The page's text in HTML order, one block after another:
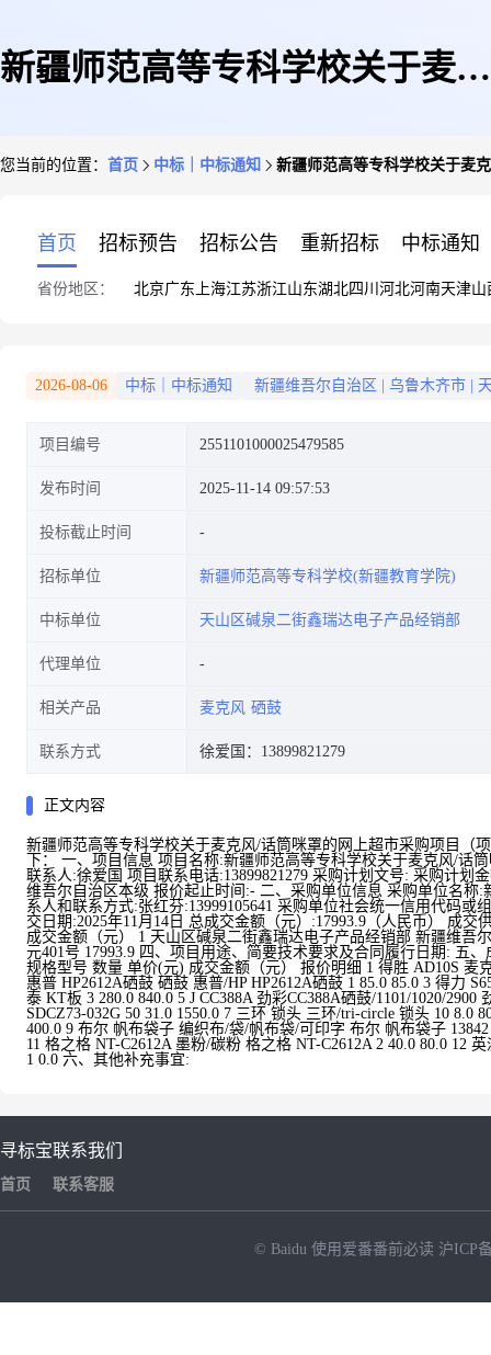
新疆师范高等专科学校关于麦克
您当前的位置： 首页 中标｜中标通知 新疆师范高等专科学校关于麦
首页 招标预告 招标公告 重新招标 中标通知
省份地区： 北京广东 上海江苏浙江山东湖北四川 河北河南天津山
2026-08-06 中标｜中标通知 新疆维吾尔自治区 乌鲁木齐市
项目编号 2551101000025479585
发布时间 2025-11-14 09:57:53
投标截止时间
招标单位 新疆师范高等专科学校(新疆教育学院)
中标单位 天山区碱泉二街鑫瑞达电子产品经销部
代理单位
相关产品 麦克风 硒鼓
联系方式 徐爱国：13899821279
正文内容
新疆师范高等专科学校关于麦克风/话筒咪罩的网上超市采购项目（
下： 一、项目信息 项目名称:新疆师范高等专科学校关于麦克风/话
联系人:徐爱国 项目联系电话:13899821279 采购计划文号: 采购计划
维吾尔自治区本级 报价起止时间:- 二、采购单位信息 采购单位名称
系人和联系方式:张红芬:13999105641 采购单位社会统一信用代码或
交日期:2025年11月14日 总成交金额（元）:17993.9（人民币） 成
成交金额（元） 1 天山区碱泉二街鑫瑞达电子产品经销部 新疆维吾
元401号 17993.9 四、项目用途、简要技术要求及合同履行日期: 五
规格型号 数量 单价(元) 成交金额（元） 报价明细 1 得胜 AD10S 麦
惠普 HP2612A硒鼓 硒鼓 惠普/HP HP2612A硒鼓 1 85.0 85.0 3 得力
泰 KT板 3 280.0 840.0 5 J CC388A 劲彩CC388A硒鼓/1101/1020/2900
SDCZ73-032G 50 31.0 1550.0 7 三环 锁头 三环/tri-circle 锁头 10 8.0
400.0 9 布尔 帆布袋子 编织布/袋/帆布袋/可印字 布尔 帆布袋子
11 格之格 NT-C2612A 墨粉/碳粉 格之格 NT-C2612A 2 40.0 80.0 12
1 0.0 六、其他补充事宜:
寻标宝
首页
联系我们
联系客服
© Baidu 使用爱番番前必读 沪ICP